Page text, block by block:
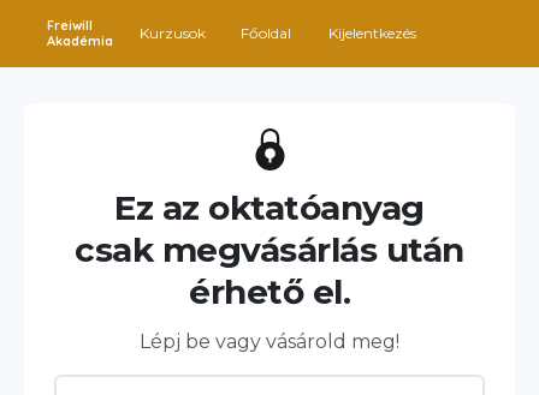
Freiwill
Akadémia
Kurzusok Főoldal Kijelentkezés
Ez az oktatóanyag
csak megvásárlás után
érhető el.
Lépj be vagy vásárold meg!